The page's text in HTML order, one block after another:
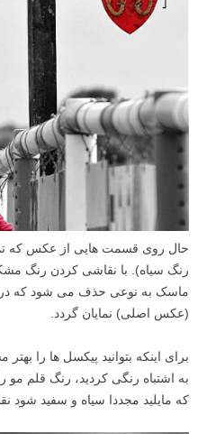
حال روی قسمت هایی از عکس که
رنگ سیاه). با نقاشی کردن رنگ
ماسک به نوعی حذف می شود که در
(عکس اصلی) نمایان گردد.
برای اینکه بتوانید پیکسل ها را
که مایلید مجددا سیاه و سفید شود